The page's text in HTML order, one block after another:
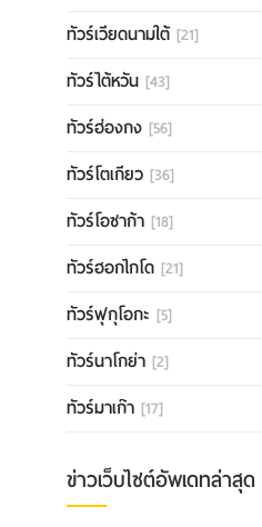
ทัวร์เวียดนามใต้ [21]
ทัวร์ไต้หวัน [43]
ทัวร์ฮ่องกง [56]
ทัวร์โตเกียว [36]
ทัวร์โอซาก้า [18]
ทัวร์ฮอกไกโด [21]
ทัวร์ฟุกุโอกะ [5]
ทัวร์นาโกย่า [2]
ทัวร์มาเก๊า [17]
ข่าวเว็บไซต์อัพเดทล่าสุด